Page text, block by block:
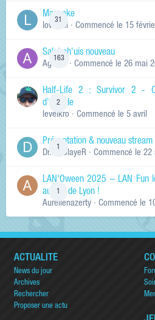
31
Manneke
lowskill · Commencé le 15
163
Salut ch'uis nouveau
Ag0Nie · Commencé le 26 mai
2
Half-Life 2 : Survivor 2 -
d'arcade
levelkro · Commencé le 5 avril
Présentation & nouveau stream
Dr.KinSlayeR · Commencé le 22
LAN'Oween 2025 – LAN
au sud de Lyon !
Aurelienazerty · Commencé le
ACTUALITÉ
News du jour
Archives
Rechercher
Proposer une actu